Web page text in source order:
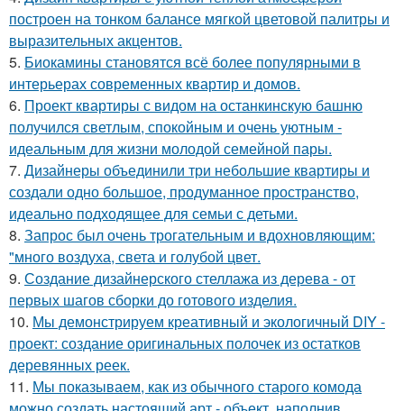
построен на тонком балансе мягкой цветовой палитры и
выразительных акцентов.
5. Биокамины становятся всё более популярными в
интерьерах современных квартир и домов.
6. Проект квартиры с видом на останкинскую башню
получился светлым, спокойным и очень уютным -
идеальным для жизни молодой семейной пары.
7. Дизайнеры объединили три небольшие квартиры и
создали одно большое, продуманное пространство,
идеально подходящее для семьи с детьми.
8. Запрос был очень трогательным и вдохновляющим:
"много воздуха, света и голубой цвет.
9. Создание дизайнерского стеллажа из дерева - от
первых шагов сборки до готового изделия.
10. Мы демонстрируем креативный и экологичный DIY -
проект: создание оригинальных полочек из остатков
деревянных реек.
11. Мы показываем, как из обычного старого комода